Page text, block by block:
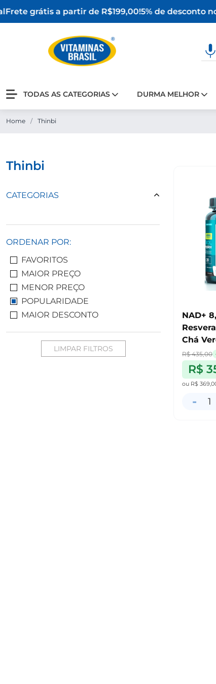
Frete grátis a partir de R$199,00!5% de desconto no
TODAS AS CATEGORIAS DURMA MELHOR
Home / Thinbi
thinbi
CATEGORIAS
ORDENAR POR:
FAVORITOS
MAIOR PREÇO
MENOR PREÇO
POPULARIDADE
MAIOR DESCONTO
LIMPAR FILTROS
NAD+ 8,457
Chá
R$ 435,00
R$
ou R$
- 1